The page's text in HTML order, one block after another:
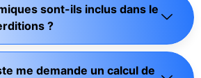
sont-ils inclus dans le
?
me demande un calcul de